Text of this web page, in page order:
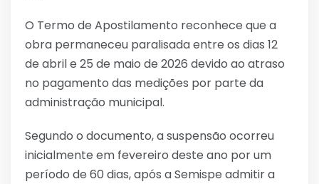
O Termo de Apostilamento reconhece que a
obra permaneceu paralisada entre os dias 12
de abril e 25 de maio de 2026 devido ao atraso
no pagamento das medições por parte da
administração municipal.
Segundo o documento, a suspensão ocorreu
inicialmente em fevereiro deste ano por um
período de 60 dias, após a Semispe admitir a